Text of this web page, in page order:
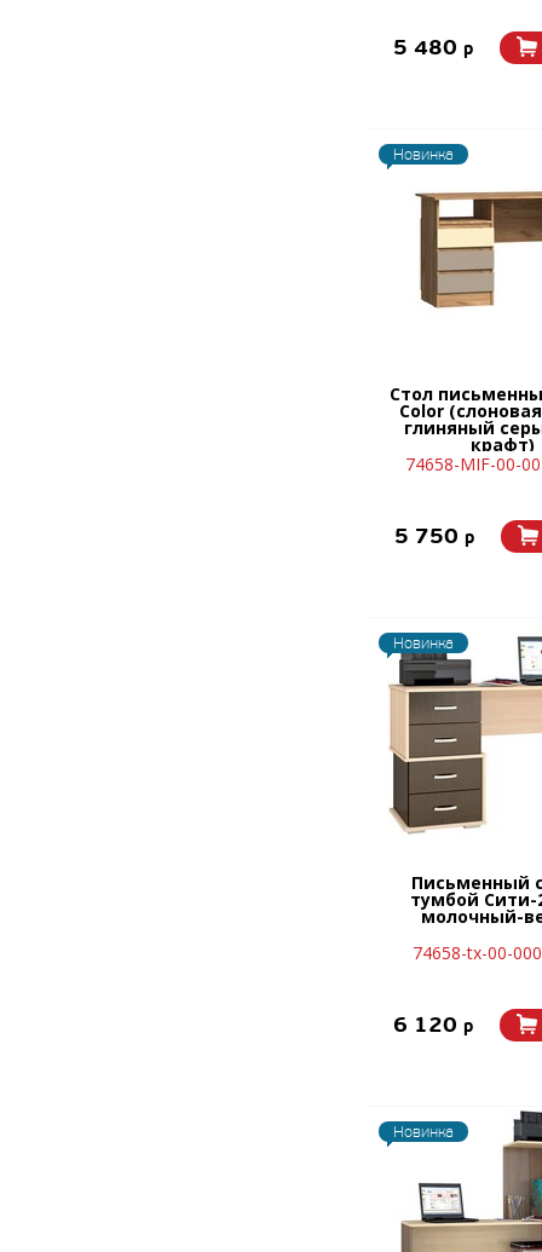
5 480 p
Новинка
Стол
Color
глиняный
крафт)
74658-MIF-00-
5 750 p
Новинка
Письменный
тумбой Сити-
молочный-
74658-tx-00-
6 120 p
Новинка